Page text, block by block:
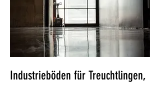
Industrieböden für Treuchtlingen,